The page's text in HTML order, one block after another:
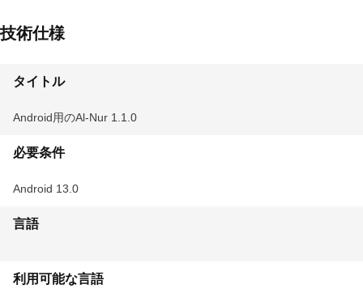
技術仕様
タイトル
Android用のAl-Nur 1.1.0
必要条件
Android 13.0
言語
利用可能な言語